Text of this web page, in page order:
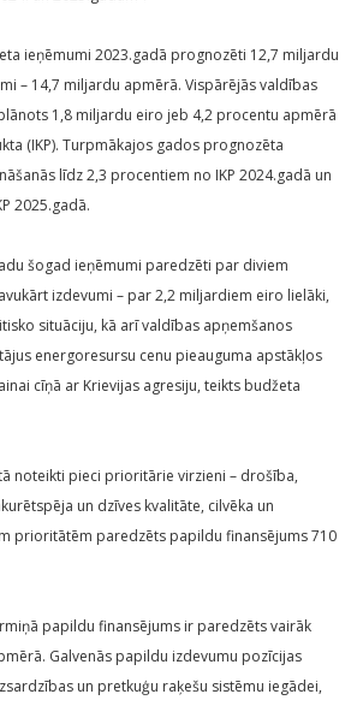
ieņēmumi 2023.gadā prognozēti 12,7 miljardu
– 14,7 miljardu apmērā. Vispārējās valdības
1,8 miljardu eiro jeb 4,2 procentu apmērā
(IKP). Turpmākajos gados prognozēta
līdz 2,3 procentiem no IKP 2024.gadā un
2025.gadā.
šogad ieņēmumi paredzēti par diviem
izdevumi – par 2,2 miljardiem eiro lielāki,
situāciju, kā arī valdības apņemšanos
energoresursu cenu pieauguma apstākļos
cīņā ar Krievijas agresiju, teikts budžeta
noteikti pieci prioritārie virzieni – drošība,
un dzīves kvalitāte, cilvēka un
prioritātēm paredzēts papildu finansējums 710
papildu finansējums ir paredzēts vairāk
Galvenās papildu izdevumu pozīcijas
un pretkuģu raķešu sistēmu iegādei,